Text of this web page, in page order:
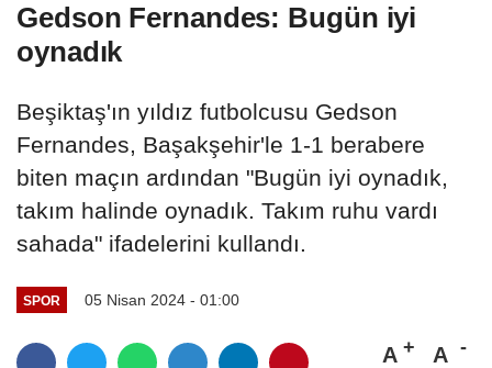
Gedson Fernandes: Bugün iyi
oynadık
Beşiktaş'ın yıldız futbolcusu Gedson
Fernandes, Başakşehir'le 1-1 berabere
biten maçın ardından "Bugün iyi oynadık,
takım halinde oynadık. Takım ruhu vardı
sahada" ifadelerini kullandı.
SPOR 05 Nisan 2024 - 01:00
A A